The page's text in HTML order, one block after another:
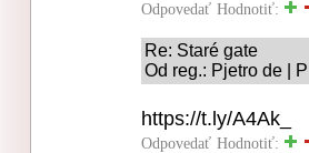
Odpovedať Hodnotiť:
Re: Staré gate
Od reg.: Pjetro de |
https://t.ly/A4Ak_
Odpovedať Hodnotiť: